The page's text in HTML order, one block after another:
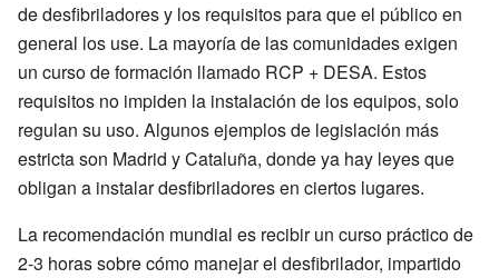
de desfibriladores y los requisitos para que el público en
general los use. La mayoría de las comunidades exigen
un curso de formación llamado RCP + DESA. Estos
requisitos no impiden la instalación de los equipos, solo
regulan su uso. Algunos ejemplos de legislación más
estricta son Madrid y Cataluña, donde ya hay leyes que
obligan a instalar desfibriladores en ciertos lugares.
La recomendación mundial es recibir un curso práctico de
2-3 horas sobre cómo manejar el desfibrilador, impartido